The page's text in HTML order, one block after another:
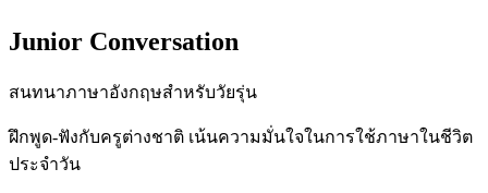
Junior Conversation
สนทนาภาษาอังกฤษสำหรับวัยรุ่น
ฝึกพูด-ฟังกับครูต่างชาติ เน้นความมั่นใจในการใช้ภาษาในชีวิต
ประจำวัน